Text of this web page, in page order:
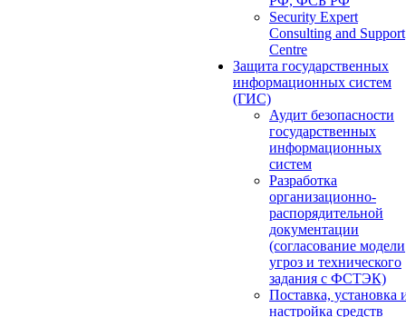
Security Expert
Consulting and Support
Centre
Защита государственных
информационных систем
(ГИС)
Аудит безопасности
государственных
информационных
систем
Разработка
организационно-
распорядительной
документации
(согласование модели
угроз и технического
задания с ФСТЭК)
Поставка, установка
настройка средств